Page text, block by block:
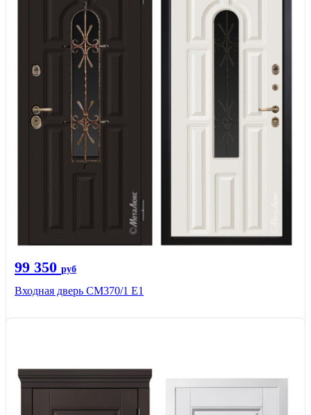
99 350 руб
Входная дверь СМ370/1 Е1